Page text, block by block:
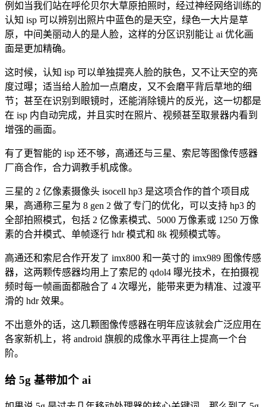
例如当我们站在呼伦贝尔大草原拍照时，经过神经网络训练的
认知 isp 可以辨别出照片中蓝色的是天空，绿色一大片是草
原，中间美丽动人的是人脸，这样的分区识别能让 ai 优化画
面是更加精确。
这时候，认知 isp 可以单独提亮人脸的肤色，又不让天空的亮
度过曝；适当给人脸加一点磨皮，又不会磨平背后草地的细
节；甚至在识别到眼镜时，还能消除镜片的反光，这一切都是
在 isp 内自动完成，并且实时在照片、视频甚至取景器内看到
增强的画面。
有了更智能的 isp 还不够，高通还与三星、索尼等图像传感器
厂商合作，合力调教手机成像。
三星的 2 亿像素摄像头 isocell hp3 是这项合作的首个项目成
果，高通称三星为 8 gen 2 做了专门的优化，可以支持 hp3 的
全部拍照模式，包括 2 亿像素模式、5000 万像素或 1250 万像
素的合并模式、单帧逐行 hdr 模式和 8k 视频模式等。
高通还和索尼合作开发了 imx800 和一英寸的 imx989 图像传感
器，这两颗传感器均用上了索尼的 qdol4 曝光技术，在拍摄视
频时每一帧画面都融合了 4 次曝光，能带来更为精准、过渡平
滑的 hdr 效果。
不出意外的话，这几颗图像传感器在明年应该就会广泛应用在
各家新机上，将 android 旗舰的成像水平再往上提高一个台
阶。
给 5g 基带加个 ai